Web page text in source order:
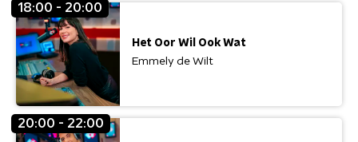
18:00 - 20:00
Het Oor Wil Ook Wat
Emmely de Wilt
20:00 - 22:00